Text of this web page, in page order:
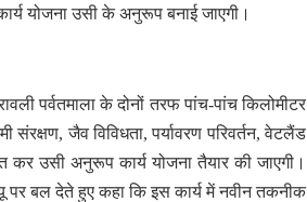
योजना उसी के अनुरूप बनाई जाएगी।
पर्वतमाला के दोनों तरफ पांच-पांच किलोमीटर
संरक्षण, जैव विविधता, पर्यावरण परिवर्तन, वेटलैंड
कर उसी अनुरूप कार्य योजना तैयार की जाएगी।
पर बल देते हुए कहा कि इस कार्य में नवीन तकनीक